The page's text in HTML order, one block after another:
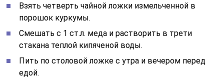
Взять четверть чайной ложки измельченной в
порошок куркумы.
Смешать с 1 ст.л. меда и растворить в трети
стакана теплой кипяченой воды.
Пить по столовой ложке с утра и вечером перед
едой.